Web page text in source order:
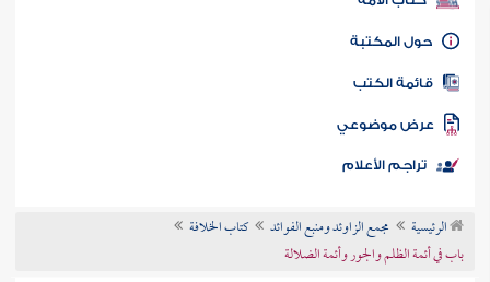
كتاب الأمة
المكتبة
الكتب
موضوعي
تراجم الأعلام
الرئيسية مجمع الزاوئد ومنبع الفوائد
كتاب الخلافة
باب في أئمة الظلم والجور وأئمة الضلالة